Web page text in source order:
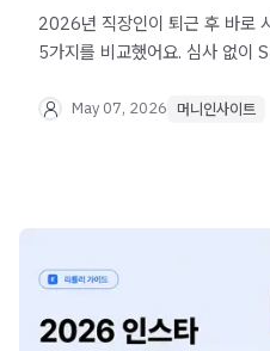
2026년 직장인이 퇴근 후 바로
5가지를 비교했어요. 심사 없이
May 07, 2026 머니인사이트